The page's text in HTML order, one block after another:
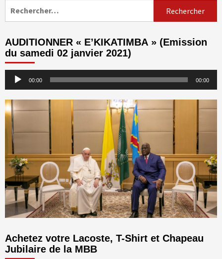
AUDITIONNER « E’KIKATIMBA » (Emission
du samedi 02 janvier 2021)
Lecteur
audio
00:00 00:00
Achetez votre Lacoste, T-Shirt et Chapeau
Jubilaire de la MBB